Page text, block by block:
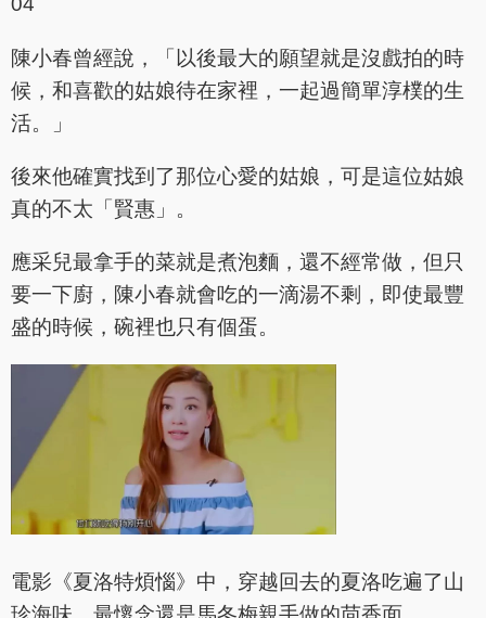
陳小春曾經說，「以後最大的願望就是沒戲拍的時
候，和喜歡的姑娘待在家裡，一起過簡單淳樸的生
活。」
後來他確實找到了那位心愛的姑娘，可是這位姑娘
真的不太「賢惠」。
應采兒最拿手的菜就是煮泡麵，還不經常做，但只
要一下廚，陳小春就會吃的一滴湯不剩，即使最豐
盛的時候，碗裡也只有個蛋。
電影《夏洛特煩惱》中，穿越回去的夏洛吃遍了山